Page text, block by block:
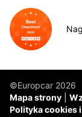
©Europcar 2026
Mapa strony
Polityka cookies